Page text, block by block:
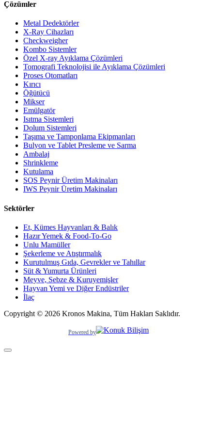
Çözümler
Metal Dedektörler
X-Ray Cihazları
Checkweigher
Kombo Sistemler
Özel X-ray Ayıklama Çözümleri
Tomografi Teknolojisi ile Ayıklama Çözümleri
Proses Otomatları
Kırıcı
Öğütücü
Mikser
Emülgatör
Isıtma Sistemleri
Dolum Sistemleri
Taşıma ve Tamponlama Ekipmanları
Bulyon ve Tablet Presleme ve Sarma
Ambalaj
Shrinkleme
Kutulama
SOS Peynir Üretim Makinaları
IWS Peynir Üretim Makinaları
Sektörler
Et, Kümes Hayvanları & Balık
Hazır Yemek & Food-To-Go
Unlu Mamüller
Şekerleme ve Atıştırmalık
Kurutulmuş Gıda, Gevrekler ve Tahıllar
Süt & Yumurta Ürünleri
Meyve, Sebze & Kuruyemişler
Hayvan Yemi ve Diğer Endüstriler
İlaç
Copyright © 2026 Kronos Makina, Tüm Hakları Saklıdır.
Powered by